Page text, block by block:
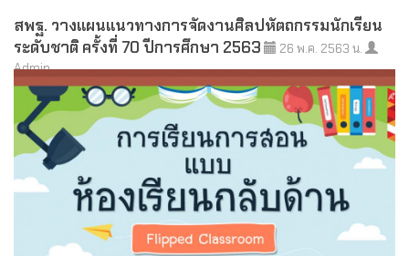
สพฐ. วางแผนแนวทางการจัดงานศิลปหัตถกรรมนักเรียน
ระดับชาติ ครั้งที่ 70 ปีการศึกษา 2563
26 พ.ค. 2563 น.
Admin